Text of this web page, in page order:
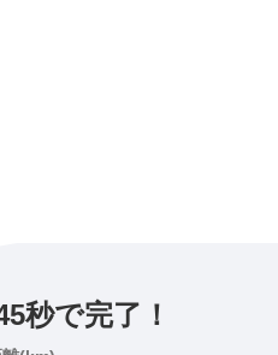
秒で完了！